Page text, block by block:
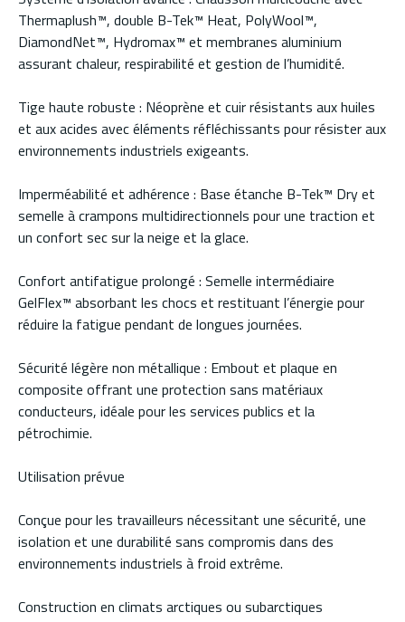
Thermaplush™, double B-Tek™ Heat, PolyWool™,
DiamondNet™, Hydromax™ et membranes aluminium
assurant chaleur, respirabilité et gestion de l’humidité.
Tige haute robuste : Néoprène et cuir résistants aux huiles
et aux acides avec éléments réfléchissants pour résister aux
environnements industriels exigeants.
Imperméabilité et adhérence : Base étanche B-Tek™ Dry et
semelle à crampons multidirectionnels pour une traction et
un confort sec sur la neige et la glace.
Confort antifatigue prolongé : Semelle intermédiaire
GelFlex™ absorbant les chocs et restituant l’énergie pour
réduire la fatigue pendant de longues journées.
Sécurité légère non métallique : Embout et plaque en
composite offrant une protection sans matériaux
conducteurs, idéale pour les services publics et la
pétrochimie.
Utilisation prévue
Conçue pour les travailleurs nécessitant une sécurité, une
isolation et une durabilité sans compromis dans des
environnements industriels à froid extrême.
Construction en climats arctiques ou subarctiques